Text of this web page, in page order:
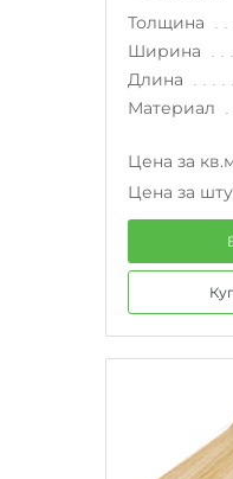
Толщина
Ширина
Длина
Материал
Цена за
Цена за